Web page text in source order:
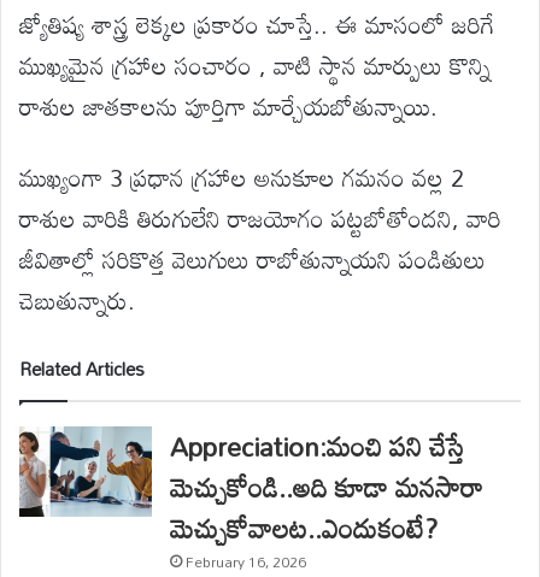
జ్యోతిష్య శాస్త్ర లెక్కల ప్రకారం చూస్తే.. ఈ మాసంలో జరిగే
ముఖ్యమైన గ్రహాల సంచారం , వాటి స్థాన మార్పులు కొన్ని
రాశుల జాతకాలను పూర్తిగా మార్చేయబోతున్నాయి.
ముఖ్యంగా 3 ప్రధాన గ్రహాల అనుకూల గమనం వల్ల 2
రాశుల వారికి తిరుగులేని రాజయోగం పట్టబోతోందని, వారి
జీవితాల్లో సరికొత్త వెలుగులు రాబోతున్నాయని పండితులు
చెబుతున్నారు.
Related Articles
Appreciation:మంచి పని చేస్తే
మెచ్చుకోండి..అది కూడా మనసారా
మెచ్చుకోవాలట..ఎందుకంటే?
February 16, 2026